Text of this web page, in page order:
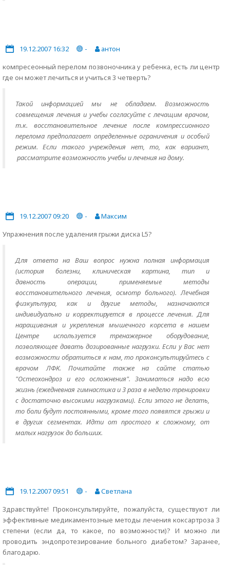
19.12.2007 16:32 -
антон
компресеонный перелом позвоночника у ребенка, есть ли центр
где он может лечиться и учиться 3 четверть?
Такой информацией мы не обладаем. Возможность
совмещения лечения и учебы согласуйте с лечащим врачом,
т.к. восстановительное лечение после компрессионного
перелома предполагает определенные ограничения и особый
режим. Если такого учреждения нет, то, как вариант,
рассматрите возможность учебы и лечения на дому.
19.12.2007 09:20 -
Максим
Упражнения после удаления грыжи диска L5?
Для ответа на Ваш вопрос нужна полная информация
(история болезни, клиническая картина, тип и
давность операции, применяемые методы
восстановительного лечения, осмотр больного). Лечебная
физкультура, как и другие методы, назначаются
индивидуально и корректируется в процессе лечения. Для
наращивания и укрепления мышечного корсета в нашем
Центре используется тренажерное оборудование,
позволяющее давать дозированные нагрузки. Если у Вас нет
возможности обратиться к нам, то проконсультируйтесь с
врачом ЛФК. Почитайте также на сайте статью
"Остеохондроз и его осложнения". Заниматься надо всю
жизнь (ежедневная гимнастика и 3 раза в неделю тренировки
с достаточно высокими нагрузками). Если этого не делать,
то боли будут постоянными, кроме того появятся грыжи и
в других сегментах. Идти от простого к сложному, от
малых нагрузок до больших.
19.12.2007 09:51 -
Светлана
Здравствуйте! Проконсультируйте, пожалуйста, существуют ли
эффективные медикаментозные методы лечения коксартроза 3
степени (если да, то какое, по возможности)? И можно ли
проводить эндопротезирование больного диабетом? Заранее,
благодарю.